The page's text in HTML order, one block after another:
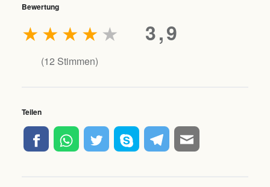
Bewertung
3,9
★
★
★
★
★
(12 Stimmen)
Teilen